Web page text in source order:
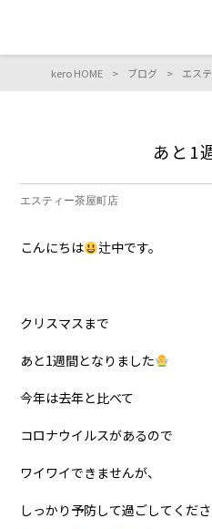
kero HOME > ブログ > エス
あと1
エスティー茶屋町店
こんにちは 辻中です。
クリスマスまで
あと1週間となりました
今年は去年と比べて
コロナウイルスがあるので
ワイワイできませんが、
しっかり予防して過ごしてくだ